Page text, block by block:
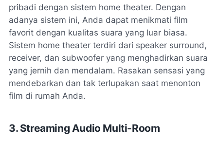
pribadi dengan sistem home theater. Dengan
adanya sistem ini, Anda dapat menikmati film
favorit dengan kualitas suara yang luar biasa.
Sistem home theater terdiri dari speaker surround,
receiver, dan subwoofer yang menghadirkan suara
yang jernih dan mendalam. Rasakan sensasi yang
mendebarkan dan tak terlupakan saat menonton
film di rumah Anda.
3. Streaming Audio Multi-Room